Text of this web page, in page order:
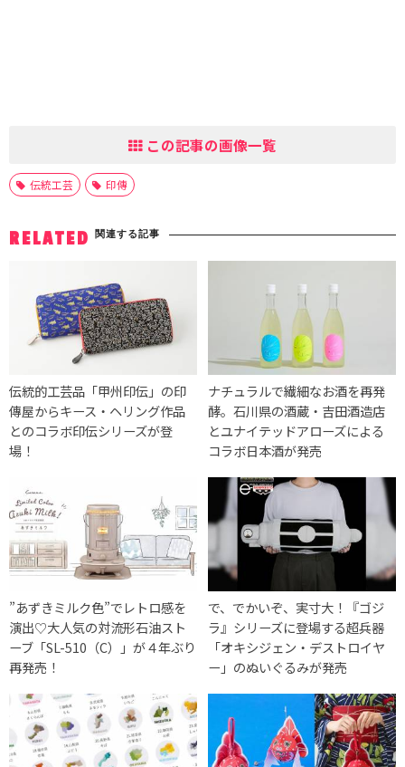
この記事の画像一覧
伝統工芸 印傳
RELATED 関連する記事
伝統的工芸品「甲州印伝」の印
傳屋からキース・ヘリング作品
とのコラボ印伝シリーズが登
場！
ナチュラルで繊細なお酒を再発
酵。石川県の酒蔵・吉田酒造店
とユナイテッドアローズによる
コラボ日本酒が発売
”あずきミルク色”でレトロ感を
演出♡大人気の対流形石油スト
ーブ「SL-510（C）」が４年ぶり
再発売！
で、でかいぞ、実寸大！『ゴジ
ラ』シリーズに登場する超兵器
「オキシジェン・デストロイヤ
ー」のぬいぐるみが発売